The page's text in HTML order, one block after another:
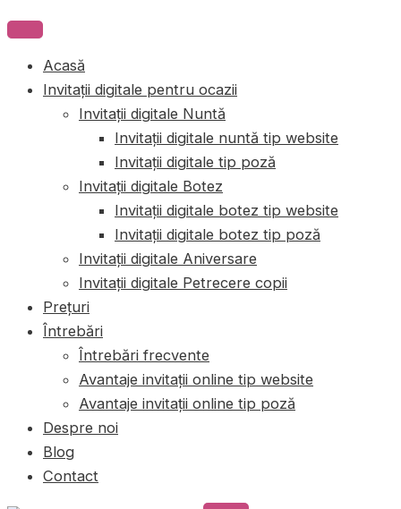
Acasă
Invitații digitale pentru ocazii
Invitații digitale Nuntă
Invitații digitale nuntă tip website
Invitații digitale tip poză
Invitații digitale Botez
Invitații digitale botez tip website
Invitații digitale botez tip poză
Invitații digitale Aniversare
Invitații digitale Petrecere copii
Prețuri
Întrebări
Întrebări frecvente
Avantaje invitații online tip website
Avantaje invitații online tip poză
Despre noi
Blog
Contact